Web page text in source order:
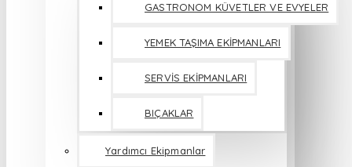
GASTRONOM KÜVETLER VE EVYELER
YEMEK TAŞIMA EKİPMANLARI
SERVİS EKİPMANLARI
BIÇAKLAR
Yardımcı Ekipmanlar